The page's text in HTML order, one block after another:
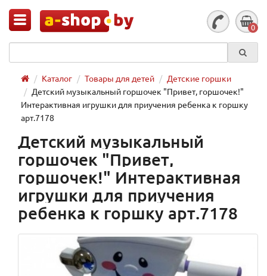
0
Каталог Товары для детей
Детские горшки
Детский музыкальный горшочек "Привет, горшочек!"
Интерактивная игрушки для приучения ребенка к горшку
арт.7178
Детский музыкальный
горшочек "Привет,
горшочек!" Интерактивная
игрушки для приучения
ребенка к горшку арт.7178